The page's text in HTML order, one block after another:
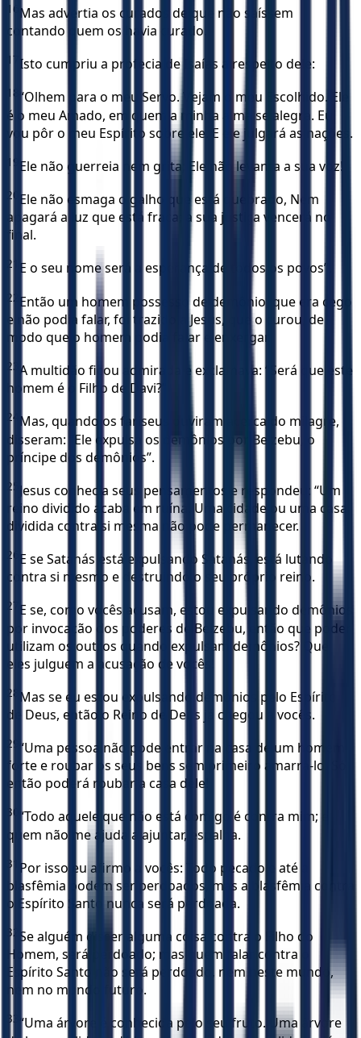
16 Mas advertia os curados de que não saíssem
contando quem os havia curado.
17 Isto cumpriu a profecia de Isaías a respeito dele:
18 “Olhem para o meu Servo. Vejam o meu Escolhido. Ele
é o meu Amado, em quem a minha alma se alegra. Eu
vou pôr o meu Espírito sobre ele. E ele julgará as nações.
19 Ele não guerreia nem grita; Ele não levanta a sua voz!
20 Ele não esmaga o galho que está quebrado, Nem
apagará a luz que está fraca; a sua justiça vencerá no
final.
21 E o seu nome será a esperança de todos os povos”.
22 Então um homem possesso de demônio, que era cego
e não podia falar, foi trazido a Jesus, que o curou, de
modo que o homem podia falar e enxergar.
23 A multidão ficou admirada e exclamava: “Será que este
homem é o Filho de Davi?”
24 Mas, quando os fariseus ouviram acerca do milagre,
disseram: “Ele expulsa os demônios por Belzebu, o
príncipe dos demônios”.
25 Jesus conhecia seus pensamentos e respondeu: “Um
reino dividido acaba em ruína. Uma cidade ou uma casa
dividida contra si mesma não pode permanecer.
26 E se Satanás está expulsando Satanás, está lutando
contra si mesmo e destruindo o seu próprio reino.
27 E se, como vocês acusam, estou expulsando demônios
por invocação dos poderes de Belzebu, então que poder
utilizam os outros quando expulsam demônios? Que
eles julguem a acusação de vocês!
28 Mas se eu estou expulsando demônios pelo Espírito
de Deus, então o Reino de Deus já chegou a vocês.
29 “Uma pessoa não pode entrar na casa de um homem
forte e roubar os seus bens sem primeiro amarrá-lo. Só
então poderá roubar a casa dele!
30 “Todo aquele que não está comigo é contra mim; e
quem não me ajuda a ajuntar, espalha.
31
Por isso eu afirmo a vocês: Todo pecado e até a
blasfêmia podem ser perdoados, mas a blasfêmia contra
o Espírito Santo nunca será perdoada.
32 Se alguém disser alguma coisa contra o Filho do
Homem, será perdoado; mas quem falar contra o
Espírito Santo não será perdoado, nem neste mundo,
nem no mundo futuro.
33 “Uma árvore é conhecida pelo seu fruto. Uma árvore